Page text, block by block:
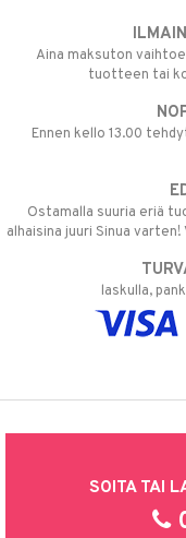
Aina maksuton
tuotteen tai
Ennen kello 13.00
Ostamalla suuria eriä
alhaisina juuri Sinua
laskulla,
SOITA TAI